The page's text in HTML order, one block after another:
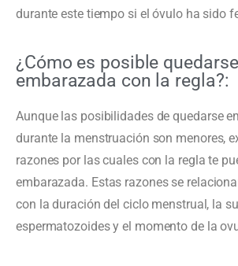
durante este tiempo si el óvulo ha sido
¿Cómo es posible quedarse
embarazada con la regla?:
Aunque las posibilidades de quedarse
durante la menstruación son menores,
razones por las cuales con la regla te
embarazada. Estas razones se
con la duración del ciclo menstrual, la
espermatozoides y el momento de la